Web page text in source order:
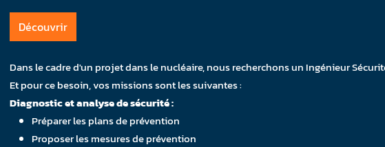
Découvrir
Dans le cadre d'un projet dans le nucléaire, nous recherchons un Ingénieur
Et pour ce besoin, vos missions sont les suivantes :
Diagnostic et analyse de sécurité :
Préparer les plans de prévention
Proposer les mesures de prévention